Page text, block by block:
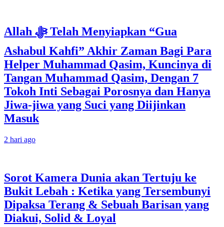
Allah ﷻ Telah Menyiapkan “Gua
Ashabul Kahfi” Akhir Zaman Bagi Para
Helper Muhammad Qasim, Kuncinya di
Tangan Muhammad Qasim, Dengan 7
Tokoh Inti Sebagai Porosnya dan Hanya
Jiwa-jiwa yang Suci yang Diijinkan
Masuk
2 hari ago
Sorot Kamera Dunia akan Tertuju ke
Bukit Lebah : Ketika yang Tersembunyi
Dipaksa Terang & Sebuah Barisan yang
Diakui, Solid & Loyal